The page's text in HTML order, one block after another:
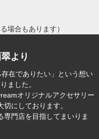
場合もあります）
より
在でありたい」という想い
ました。
オリジナルアクセサリー
にしております。
専門店を目指してまいりま